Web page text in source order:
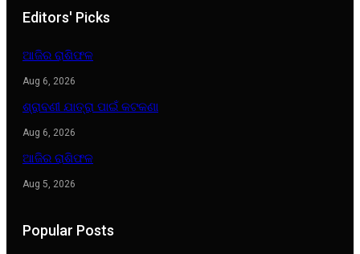
Editors' Picks
ଆଜିର ରାଶିଫଳ
Aug 6, 2026
ଶ୍ରାବଣୀ ଯାତ୍ରା ପାଇଁ କଟକଣା
Aug 6, 2026
ଆଜିର ରାଶିଫଳ
Aug 5, 2026
Popular Posts